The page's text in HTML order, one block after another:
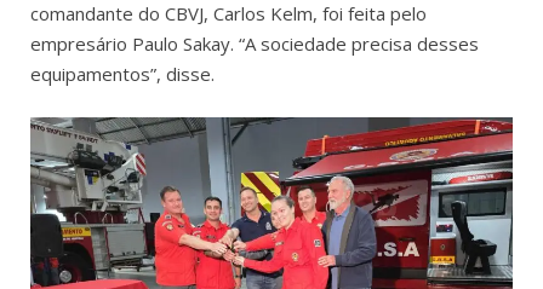
comandante do CBVJ, Carlos Kelm, foi feita pelo
empresário Paulo Sakay. “A sociedade precisa desses
equipamentos”, disse.